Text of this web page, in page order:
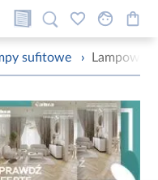
sufitowe ›